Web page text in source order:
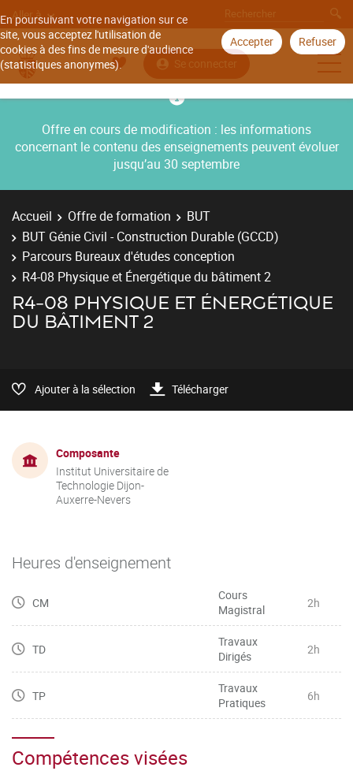
En poursuivant votre navigation sur ce
site, vous acceptez l'utilisation de
cookies à des fins de mesure d'audience
(statistiques anonymes).
Accepter Refuser
Aller à
Se connecter
Offre en cours de modification : les informations
concernant le contenu des enseignements peuvent évoluer
jusqu’au 30 septembre
Accueil Offre de formation
BUT
BUT Génie Civil - Construction Durable (GCCD)
Parcours Bureaux d'études conception
R4-08 Physique et Énergétique du bâtiment 2
R4-08 PHYSIQUE ET ÉNERGÉTIQUE
DU BÂTIMENT 2
Ajouter à la sélection Télécharger
Composante
Institut Universitaire de
Technologie Dijon-
Auxerre-Nevers
Heures d'enseignement
CM
Cours
Magistral
2h
TD
Travaux
Dirigés
2h
TP
Travaux
Pratiques
6h
Compétences visées